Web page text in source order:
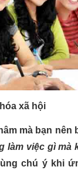
xã hội
mà bạn nên
làm việc gì mà
chú ý khi